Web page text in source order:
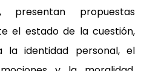
presentan propuestas
el estado de la cuestión,
la identidad personal, el